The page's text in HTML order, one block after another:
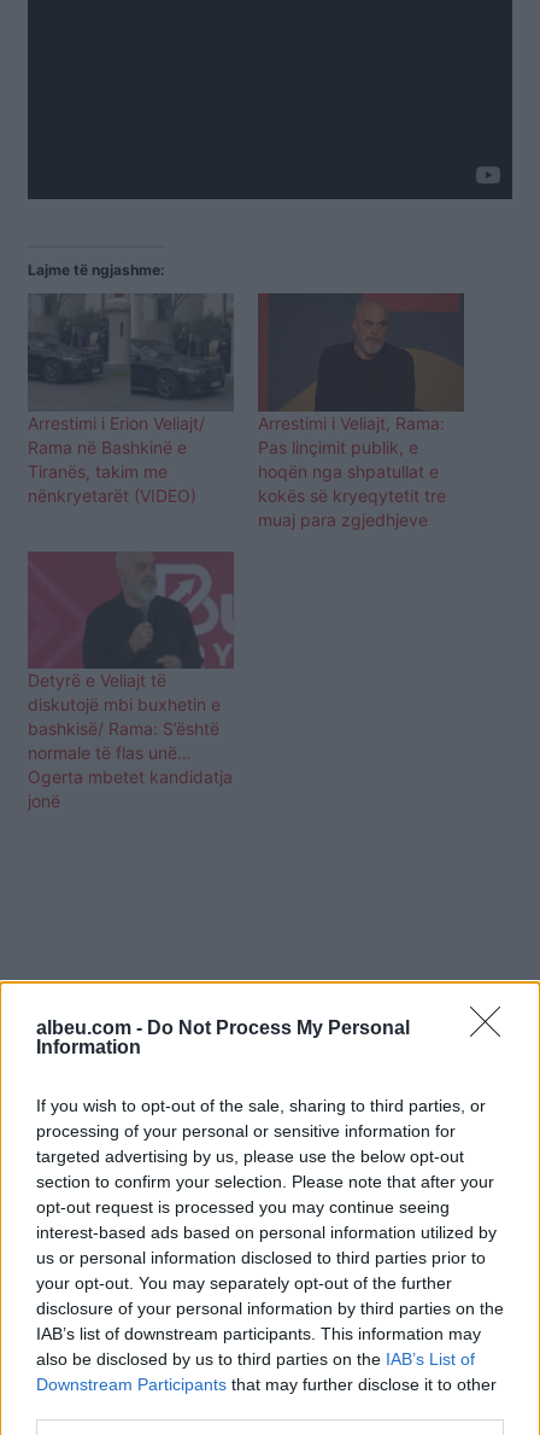
albeu.com - Do Not Process My Personal
Information
If you wish to opt-out of the sale, sharing to third parties, or
processing of your personal or sensitive information for
targeted advertising by us, please use the below opt-out
section to confirm your selection. Please note that after your
opt-out request is processed you may continue seeing
interest-based ads based on personal information utilized by
us or personal information disclosed to third parties prior to
your opt-out. You may separately opt-out of the further
disclosure of your personal information by third parties on the
IAB’s list of downstream participants. This information may
also be disclosed by us to third parties on the IAB’s List of
Downstream Participants that may further disclose it to other
Lajme të ngjashme:
Arrestimi i Erion Veliajt/
Rama në Bashkinë e
Tiranës, takim me
nënkryetarët (VIDEO)
Arrestimi i Veliajt, Rama:
Pas linçimit publik, e
hoqën nga shpatullat e
kokës së kryeqytetit tre
muaj para zgjedhjeve
Detyrë e Veliajt të
diskutojë mbi buxhetin e
bashkisë/ Rama: S’është
normale të flas unë…
Ogerta mbetet kandidatja
jonë
Shtuar më 11.02.2025 09:20
Tags:
arrestimi , rama , reagon , Veliajt